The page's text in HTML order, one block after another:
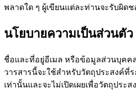
พลาดใด ๆ ผู้เขียนแต่ละท่านจะรับผิด
นโยบายความเป็นส่วนตัว
ชื่อและที่อยู่อีเมล หรือข้อมูลส่วนบุคค
วารสารนี้จะใช้สำหรับวัตถุประสงค์ที่ร
เท่านั้นและจะไม่เปิดเผยเพื่อวัตถุประ